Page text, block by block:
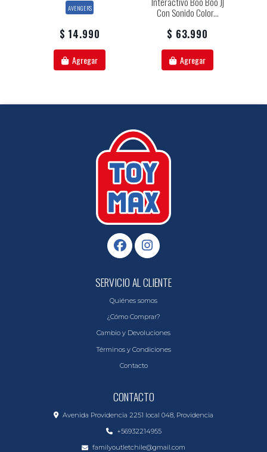
AVENGERS
$ 14.990
Agregar
Con Sonido Color...
$ 63.990
Agregar
SERVICIO AL CLIENTE
Quiénes somos
¿Cómo Comprar?
Cambio y Devoluciones
Términos y Condiciones
Contacto
CONTACTO
Avenida Providencia 2251 local 048, Providencia
+56932214955
familyoutletchile@gmail.com